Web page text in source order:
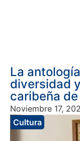
La
diversidad
caribeña
Noviembre 17,
Cultura